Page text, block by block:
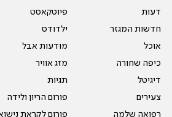
דעות
חדשות המגזר
אוכל
כיפה שחורה
דיגיטל
צעירים
רפואה שלמה
פיוטקאסט
ילדודס
מודעות אבל
מזג אוויר
תגיות
פורום הריון ולידה
פורום לקראת